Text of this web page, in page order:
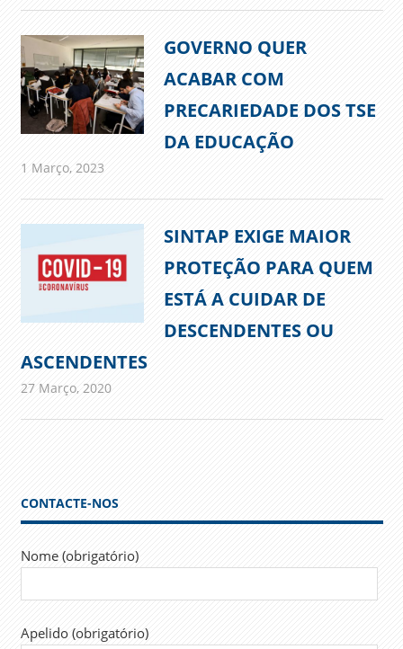
GOVERNO QUER
ACABAR COM
PRECARIEDADE DOS TSE
DA EDUCAÇÃO
1 Março, 2023
SINTAP EXIGE MAIOR
PROTEÇÃO PARA QUEM
ESTÁ A CUIDAR DE
DESCENDENTES OU
ASCENDENTES
27 Março, 2020admin
Comunicados
CONTACTE-NOS
Nome (obrigatório)
Apelido (obrigatório)